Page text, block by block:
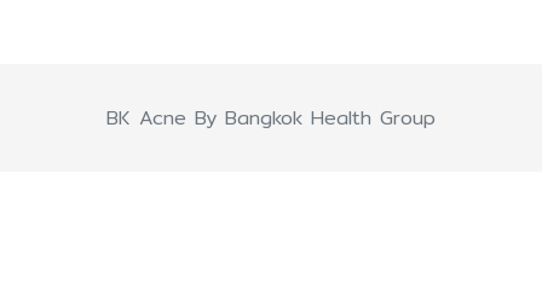
BK Acne By Bangkok Health Group